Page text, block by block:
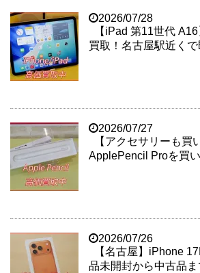
2026/07/28
【iPad 第11世代
買取！名古屋駅近く
2026/07/27
【アクセサリーも買
ApplePencil Proを買
2026/07/26
【名古屋】iPhone
品未開封から中古品